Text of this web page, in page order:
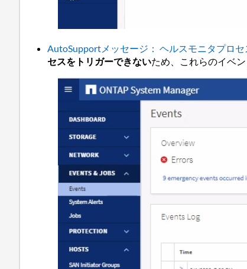
AutoSupportメッセージ： ヘルスモニタプロ
セスをトリガーできないため、これらのイベ